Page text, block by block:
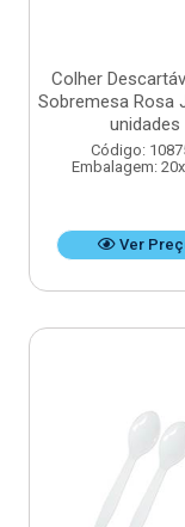
Colher
Sobremesa Rosa
unidades
Código:
Embalagem:
Ver